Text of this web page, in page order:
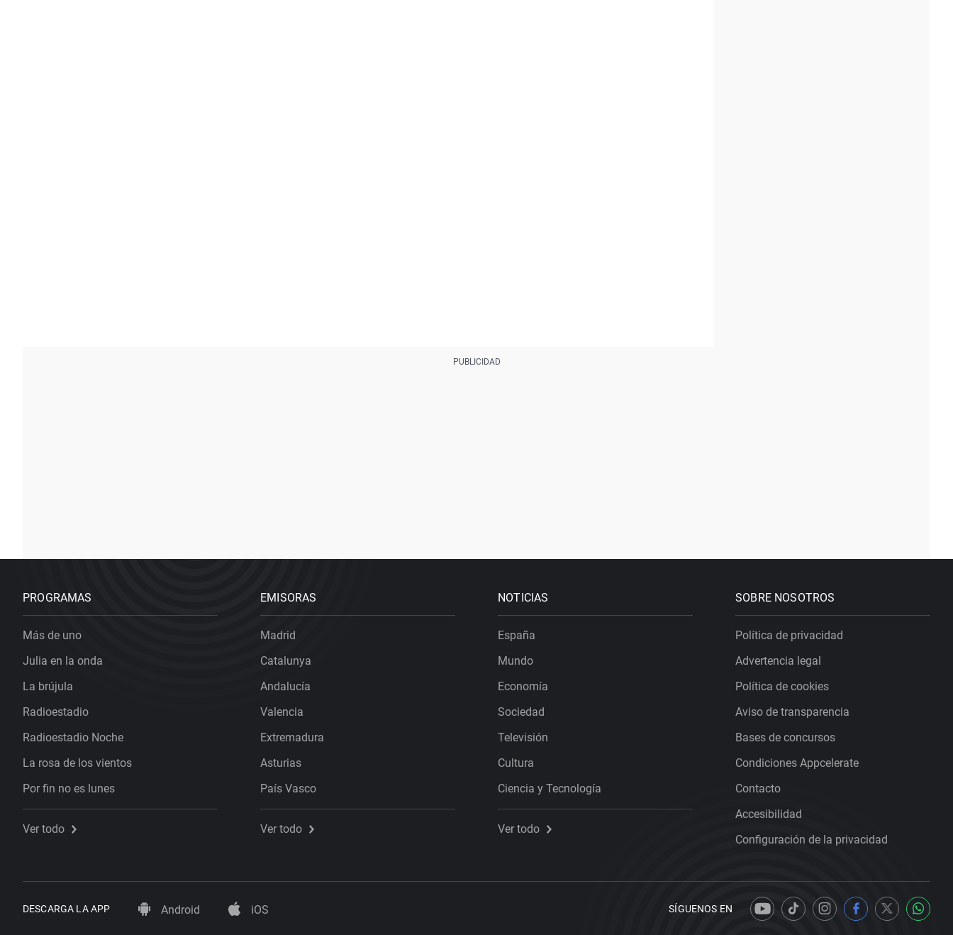
PROGRAMAS
Más de uno
Julia en la onda
La brújula
Radioestadio
Radioestadio Noche
La rosa de los vientos
Por fin no es lunes
Ver todo
EMISORAS
Madrid
Catalunya
Andalucía
Valencia
Extremadura
Asturias
País Vasco
Ver todo
NOTICIAS
España
Mundo
Economía
Sociedad
Televisión
Cultura
Ciencia y Tecnología
Ver todo
SOBRE NOSOTROS
Política de privacidad
Advertencia legal
Política de cookies
Aviso de transparencia
Bases de concursos
Condiciones Appcelerate
Contacto
Accesibilidad
Configuración de la privacidad
DESCARGA LA APP Android iOS SÍGUENOS EN